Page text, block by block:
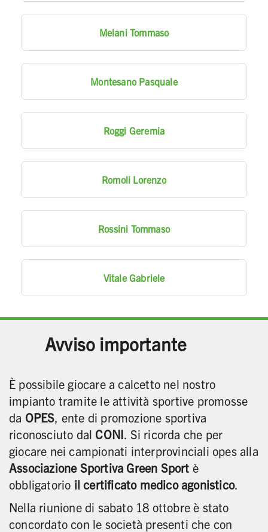
Melani Tommaso
Montesano Pasquale
Roggi Geremia
Romoli Lorenzo
Rossini Tommaso
Vitale Gabriele
Avviso importante
È possibile giocare a calcetto nel nostro
impianto tramite le attività sportive promosse
da OPES, ente di promozione sportiva
riconosciuto dal CONI. Si ricorda che per
giocare nei campionati interprovinciali opes alla
Associazione Sportiva Green Sport è
obbligatorio il certificato medico agonistico.
Nella riunione di sabato 18 ottobre è stato
concordato con le società presenti che con